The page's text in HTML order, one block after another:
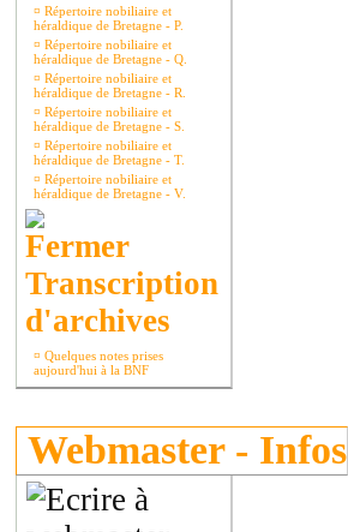
¤ Répertoire nobiliaire et
héraldique de Bretagne - P.
¤ Répertoire nobiliaire et
héraldique de Bretagne - Q.
¤ Répertoire nobiliaire et
héraldique de Bretagne - R.
¤ Répertoire nobiliaire et
héraldique de Bretagne - S.
¤ Répertoire nobiliaire et
héraldique de Bretagne - T.
¤ Répertoire nobiliaire et
héraldique de Bretagne - V.
Transcription
d'archives
¤ Quelques notes prises
aujourd'hui à la BNF
Webmaster - Infos